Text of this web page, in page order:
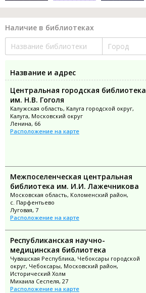
Наличие в библиотеках
Название и адрес
Центральная городская библиотека
им. Н.В. Гоголя
Калужская область, Калуга городской округ,
Калуга, Московский округ
Ленина, 66
Расположение на карте
Межпоселенческая центральная
библиотека им. И.И. Лажечникова
Московская область, Коломенский район,
с. Парфентьево
Луговая, 7
Расположение на карте
Республиканская научно-
медицинская библиотека
Чувашская Республика, Чебоксары городской
округ, Чебоксары, Московский район,
Исторический Холм
Михаила Сеспеля, 27
Расположение на карте